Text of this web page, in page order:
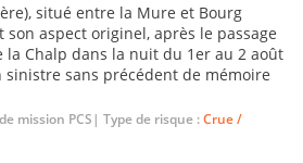
situé entre la Mure et Bourg
son aspect originel, après le passage
Chalp dans la nuit du 1er au 2 août
sans précédent de mémoire
mission PCS| Type de risque :Crue /